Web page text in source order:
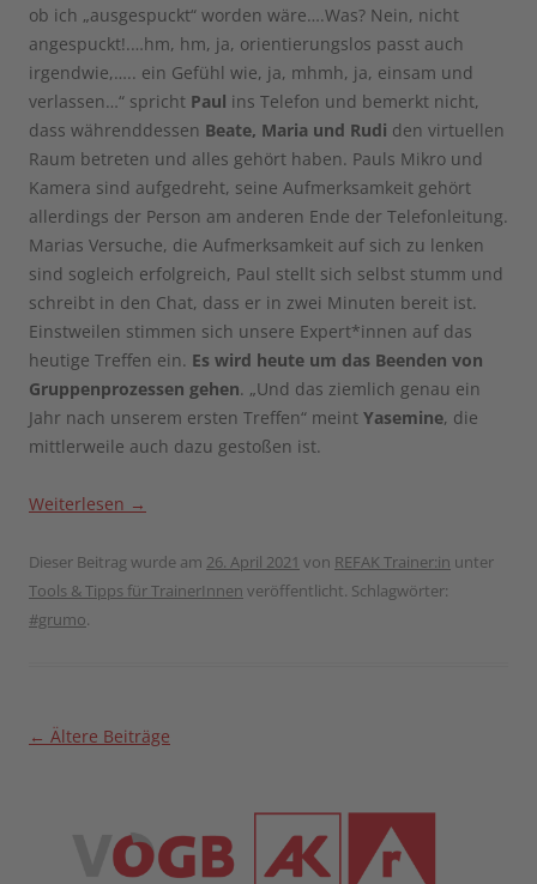
ob ich „ausgespuckt“ worden wäre….Was? Nein, nicht
angespuckt!.…hm, hm, ja, orientierungslos passt auch
irgendwie,….. ein Gefühl wie, ja, mhmh, ja, einsam und
verlassen…“ spricht Paul ins Telefon und bemerkt nicht,
dass währenddessen Beate, Maria und Rudi den virtuellen
Raum betreten und alles gehört haben. Pauls Mikro und
Kamera sind aufgedreht, seine Aufmerksamkeit gehört
allerdings der Person am anderen Ende der Telefonleitung.
Marias Versuche, die Aufmerksamkeit auf sich zu lenken
sind sogleich erfolgreich, Paul stellt sich selbst stumm und
schreibt in den Chat, dass er in zwei Minuten bereit ist.
Einstweilen stimmen sich unsere Expert*innen auf das
heutige Treffen ein. Es wird heute um das Beenden von
Gruppenprozessen gehen. „Und das ziemlich genau ein
Jahr nach unserem ersten Treffen“ meint Yasemine, die
mittlerweile auch dazu gestoßen ist.
Weiterlesen →
Dieser Beitrag wurde am 26. April 2021 von REFAK Trainer:in unter
Tools & Tipps für TrainerInnen veröffentlicht. Schlagwörter:
#grumo.
Beitragsnavigation
← Ältere Beiträge